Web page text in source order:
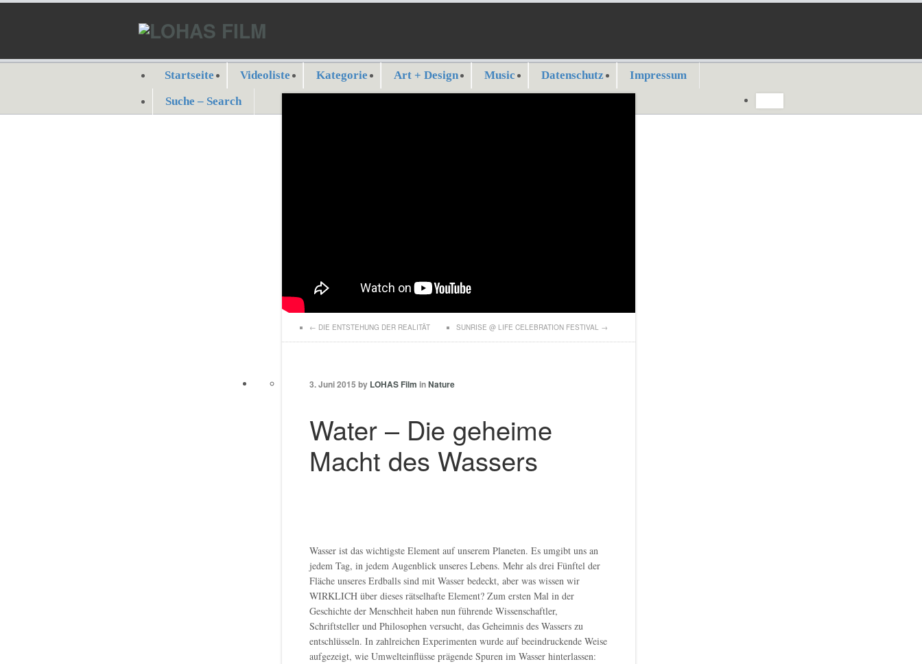
Startseite Videoliste Kategorie Art + Design Music Datenschutz
Impressum
Suche – Search
← DIE ENTSTEHUNG DER REALITÄT SUNRISE @ LIFE CELEBRATION FESTIVAL →
3. Juni 2015 by LOHAS Film inNature
Water – Die geheime
Macht des Wassers
Wasser ist das wichtigste Element auf unserem Planeten. Es umgibt uns an
jedem Tag, in jedem Augenblick unseres Lebens. Mehr als drei Fünftel der
Fläche unseres Erdballs sind mit Wasser bedeckt, aber was wissen wir
WIRKLICH über dieses rätselhafte Element? Zum ersten Mal in der
Geschichte der Menschheit haben nun führende Wissenschaftler,
Schriftsteller und Philosophen versucht, das Geheimnis des Wassers zu
entschlüsseln. In zahlreichen Experimenten wurde auf beeindruckende Weise
aufgezeigt, wie Umwelteinflüsse prägende Spuren im Wasser hinterlassen: